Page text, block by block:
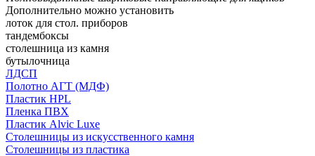
Дополнительно можно установить
лоток для стол. приборов
тандембоксы
столешница из камня
бутылочница
ЛДСП
Полотно АГТ (МДФ)
Пластик HPL
Пленка ПВХ
Пластик Alvic Luxe
Столешницы из искусственного камня
Столешницы из пластика